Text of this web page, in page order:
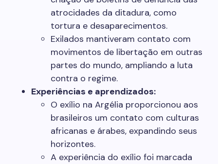
atrocidades da ditadura, como
tortura e desaparecimentos.
Exilados mantiveram contato com
movimentos de libertação em outras
partes do mundo, ampliando a luta
contra o regime.
Experiências e aprendizados:
O exílio na Argélia proporcionou aos
brasileiros um contato com culturas
africanas e árabes, expandindo seus
horizontes.
A experiência do exílio foi marcada